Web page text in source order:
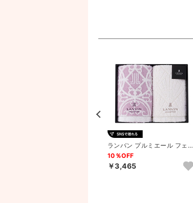
ランバン プルミエール フェイ
スタオル2P（パープル）
10％OFF
￥3,465